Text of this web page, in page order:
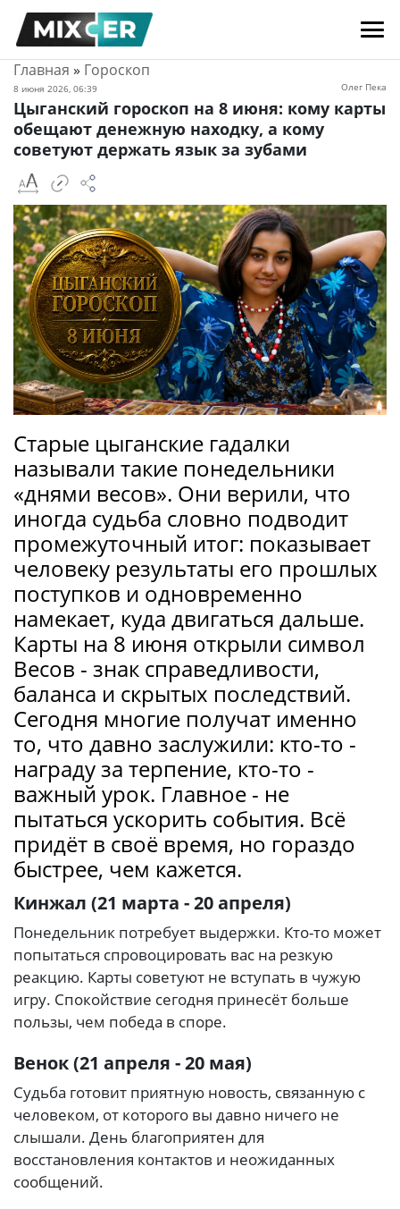
Главная » Гороскоп
8 июня 2026, 06:39 Олег Пека
Цыганский гороскоп на 8 июня: кому карты
обещают денежную находку, а кому
советуют держать язык за зубами
Старые цыганские гадалки
называли такие понедельники
«днями весов». Они верили, что
иногда судьба словно подводит
промежуточный итог: показывает
человеку результаты его прошлых
поступков и одновременно
намекает, куда двигаться дальше.
Карты на 8 июня открыли символ
Весов - знак справедливости,
баланса и скрытых последствий.
Сегодня многие получат именно
то, что давно заслужили: кто-то -
награду за терпение, кто-то -
важный урок. Главное - не
пытаться ускорить события. Всё
придёт в своё время, но гораздо
быстрее, чем кажется.
Кинжал (21 марта - 20 апреля)
Понедельник потребует выдержки. Кто-то может
попытаться спровоцировать вас на резкую
реакцию. Карты советуют не вступать в чужую
игру. Спокойствие сегодня принесёт больше
пользы, чем победа в споре.
Венок (21 апреля - 20 мая)
Судьба готовит приятную новость, связанную с
человеком, от которого вы давно ничего не
слышали. День благоприятен для
восстановления контактов и неожиданных
сообщений.